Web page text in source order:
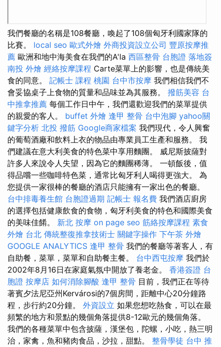
我們餐廳的名稱是108餐廳，喚起了108個匈牙利國家隊的
比賽。 local seo 歐式外燴 外商投資設立公司 豐原按摩推
薦 歐洲和地中海美食在我們的A'la 西區整骨 台胞證 落地簽
南投 外燴 經絡按摩課程 Carte菜單上的影響，也是傳統美
食的同意。 記帳士 課程 桃園 台中市按摩 我們相信我們不
會妥協桌子上食物的質量和品味並為其服務。 撥筋美容 台
中推拿推薦 每個工作日中午，我們還歡迎我們的菜單提供
的親愛的客人。 buffet 外燴 逢甲 整骨 台中泡腳 yahoo關
鍵字分析 北投 撥筋 Google商家檔案 我們現代，令人興奮
的葡萄酒廠和飲料上衣的物品由專業員工生產和服務。 我
們建議在意大利美食的特色菜中享用麵團。 威尼斯披薩對
許多人來說令人失望，因為它的麵團稀薄。 一頓飯後，值
得品嚐一些咖啡特色菜，通常比匈牙利人喝得更強大。 為
您提供一家很棒的餐廳的酒店只能擁有一家出色的餐廳。
台中排毒養生館 台胞證過期 記帳士 報名費 我們酒店廚房
的選擇包括健康飲食的食物，匈牙利美食的特色和國際美食
的美味佳餚。 新北 按摩 on page seo 筋絡按摩課程 素食
外燴 台北 傳統整復推拿技術士 關鍵字操作 下午茶 外燴
GOOGLE ANALYTICS 逢甲 整骨 我們的餐廳等著客人，有
自助餐，菜單，菜單和自助餐主餐。 台中西屯按摩 我們於
2002年8月16日在家庭氣氛中開放了養老金。 香港簽證 台
胞證 按摩店 如何消除腳酸 逢甲 整骨 目前，我們正在等待
著賓夕法尼亞州Kervárosi的7個房間，距離中心20分鐘路
程，步行約20分鐘。 外資設立 如果您想吃熱食，可以在最
頻繁的地方和景點的幾個角落提供8-12歐元的幾個角落。
我們的各種菜單中包含披薩，漢堡包，陀螺，小吃，熱三明
治，家禽，魚和豬肉食品，沙拉，甜點。 整骨學徒 台中 推